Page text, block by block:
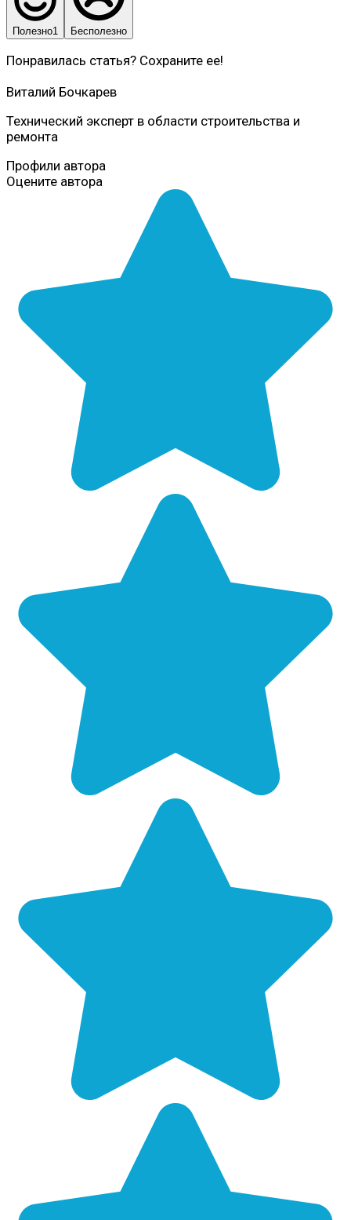
Полезно1 Бесполезно
Понравилась статья? Сохраните ее!
Виталий Бочкарев
Технический эксперт в области строительства и
ремонта
Профили автора
Оцените автора